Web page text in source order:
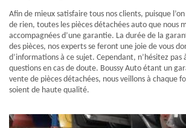
Afin de mieux satisfaire tous nos clients, puisque
de rien, toutes les pièces détachées auto que nous
accompagnées d’une garantie. La durée de la
des pièces, nos experts se feront une joie de vous
d’informations à ce sujet. Cependant, n’hésitez pas
questions en cas de doute. Boussy Auto étant un
vente de pièces détachées, nous veillons à chaque
soient de haute qualité.